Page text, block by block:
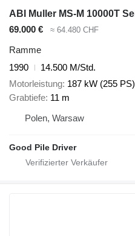
69.000 € ≈ 64.480 CHF
Ramme
1990
14.500 M/Std.
Motorleistung 187 kW (255 PS)
Grabtiefe 11 m
Polen, Warsaw
Good Pile Driver